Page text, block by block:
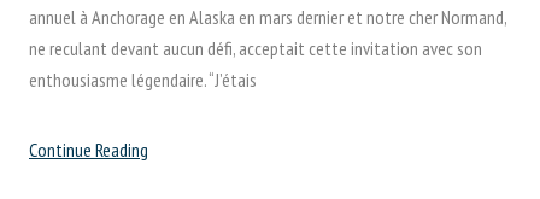
annuel à Anchorage en Alaska en mars dernier et notre cher Normand,
ne reculant devant aucun défi, acceptait cette invitation avec son
enthousiasme légendaire. “J’étais
Continue Reading